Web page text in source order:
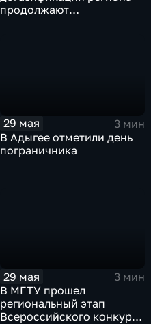
продолжают
29 мая
3 мин
В Адыгее отметили день
пограничника
29 мая
3 мин
В МГТУ прошел
региональный этап
Всероссийского конкурса